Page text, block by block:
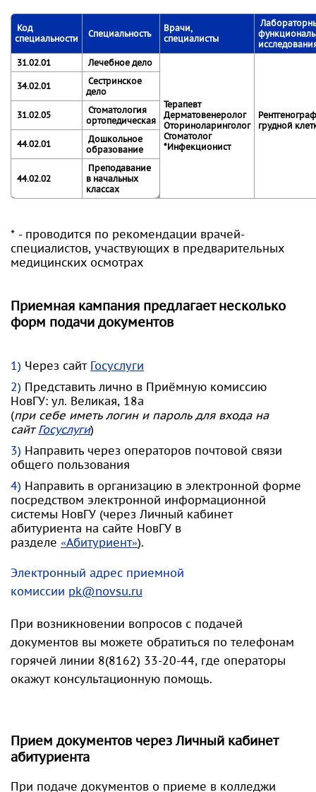
Код
специальности
Специальность
Врачи,
специалисты
31.02.01
Лечебное дело
Терапевт
Дерматовенеролог
Оториноларинголог
Стоматолог
*Инфекционист
грудной
34.02.01
Сестринское
дело
31.02.05
Стоматология
ортопедическая
44.02.01
Дошкольное
образование
44.02.02
Преподавание
в начальных
классах
* - проводится по рекомендации врачей-
специалистов, участвующих в предварительных
медицинских осмотрах
Приемная кампания предлагает несколько
форм подачи документов
Через сайт Госуслуги
Представить лично в Приёмную комиссию
НовГУ: ул. Великая, 18а
(при себе иметь логин и пароль для входа на
сайтГосуслуги)
Направить через операторов почтовой связи
общего пользования
Направить в организацию в электронной форме
посредством электронной информационной
системы НовГУ (через Личный кабинет
абитуриента на сайте НовГУ в
разделе «Абитуриент»).
Электронный адрес приемной
комиссии pk@novsu.ru
При возникновении вопросов с подачей
документов вы можете обратиться по телефонам
горячей линии 8(8162) 33-20-44, где операторы
окажут консультационную помощь.
Прием документов через Личный кабинет
абитуриента
При подаче документов о приеме в колледжи